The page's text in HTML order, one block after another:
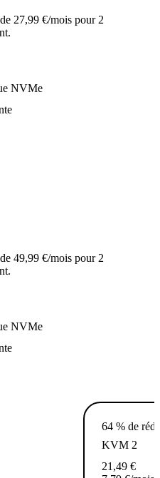
27,99 €/mois pour 2
NVMe
49,99 €/mois pour 2
NVMe
64 % de
KVM 2
21,49 €